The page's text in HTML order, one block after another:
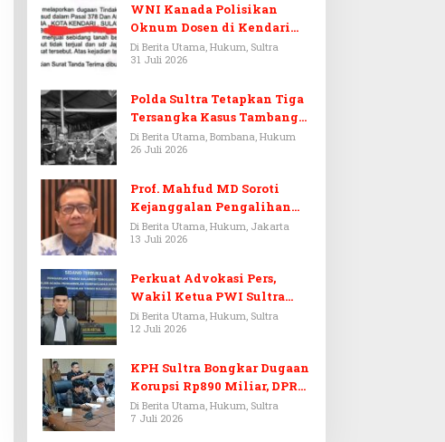
WNI Kanada Polisikan
Oknum Dosen di Kendari
Terkait Aset Puluhan Miliar
Di Berita Utama, Hukum, Sultra
31 Juli 2026
Polda Sultra Tetapkan Tiga
Tersangka Kasus Tambang
Emas Ilegal di Bombana
Di Berita Utama, Bombana, Hukum
26 Juli 2026
Prof. Mahfud MD Soroti
Kejanggalan Pengalihan
Penyelidikan Tersangka
Febrie Adriansyah
Di Berita Utama, Hukum, Jakarta
13 Juli 2026
Perkuat Advokasi Pers,
Wakil Ketua PWI Sultra
Resmi Dilantik Menjadi
Advokat PERADI
Di Berita Utama, Hukum, Sultra
12 Juli 2026
KPH Sultra Bongkar Dugaan
Korupsi Rp890 Miliar, DPRD
Sultra Gelar RDP
Di Berita Utama, Hukum, Sultra
7 Juli 2026